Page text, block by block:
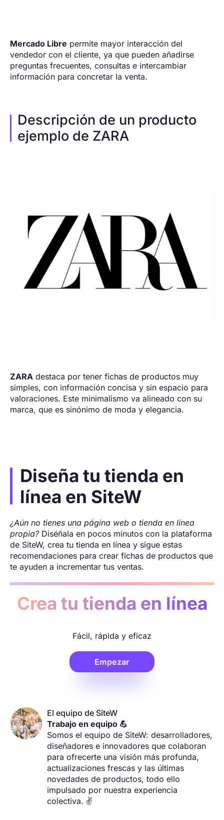
Mercado Libre permite mayor interacción del
vendedor con el cliente, ya que pueden añadirse
preguntas frecuentes, consultas e intercambiar
información para concretar la venta.
Descripción de un producto
ejemplo de ZARA
ZARA destaca por tener fichas de productos muy
simples, con información concisa y sin espacio para
valoraciones. Este minimalismo va alineado con su
marca, que es sinónimo de moda y elegancia.
Diseña tu tienda en
línea en SiteW
¿Aún no tienes una página web o tienda en línea
propia? Diséñala en pocos minutos con la plataforma
de SiteW, crea tu tienda en línea y sigue estas
recomendaciones para crear fichas de productos que
te ayuden a incrementar tus ventas.
Crea tu tienda en línea
Fácil, rápida y eficaz
Empezar
El equipo de SiteW
Trabajo en equipo 💪
Somos el equipo de SiteW: desarrolladores,
diseñadores e innovadores que colaboran
para ofrecerte una visión más profunda,
actualizaciones frescas y las últimas
novedades de productos, todo ello
impulsado por nuestra experiencia
colectiva. ✌️